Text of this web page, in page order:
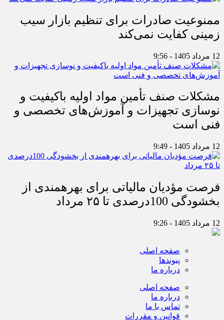
ممنوعیت صادرات برای تنظیم بازار سیب
زمینی کفایت نمی‌کند
12 مرداد 1405 - 9:56
مشکلات صنف تأمین مواد اولیه باکیفیت و
نوسازی تجهیزات و آموزش‌های تخصصی و
فنی است
12 مرداد 1405 - 9:49
فرصت مؤدیان مالیاتی برای بهره‎مندی از
بخشودگی 100درصدی تا ۲۵ مرداد
12 مرداد 1405 - 9:26
صفحه اصلی
پیوندها
درباره ما
صفحه اصلی
درباره ما
تماس با ما
قوانین و مقررات